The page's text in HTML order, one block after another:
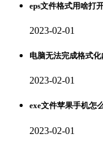
eps文件格式用啥打
2023-02-01
电脑无法完成格式
2023-02-01
exe文件苹果手机怎
2023-02-01